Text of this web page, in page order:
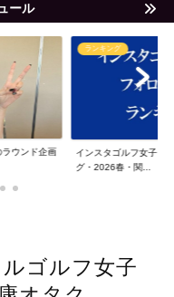
ール
ラウンド企画
ランキング
インスタゴルフ女子フ
グ・2026春・関...
ルゴルフ女子